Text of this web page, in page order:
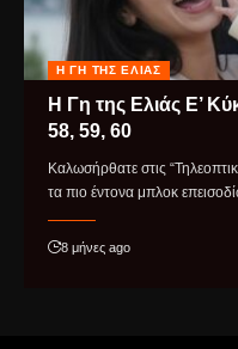
Η ΓΗ ΤΗΣ ΕΛΙΆΣ
Η Γη της Ελιάς Ε’
58, 59, 60
Καλωσήρθατε στις
τα πιο έντονα μπλοκ
8 μήνες ago